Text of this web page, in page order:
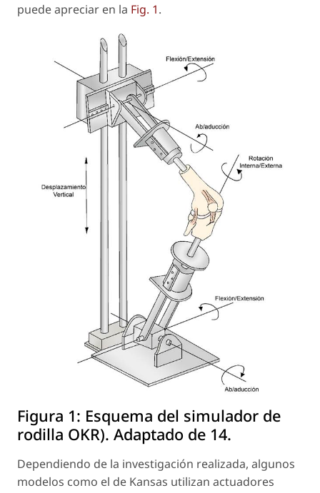
puede apreciar en la Fig. 1.
Figura 1: Esquema del simulador de
rodilla OKR). Adaptado de 14.
Dependiendo de la investigación realizada, algunos
modelos como el de Kansas utilizan actuadores